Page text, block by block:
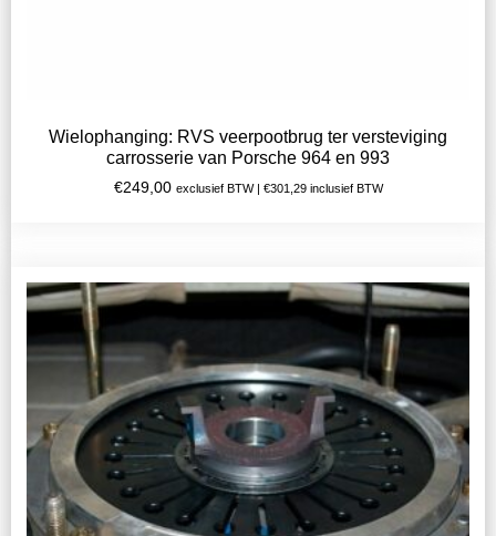
Wielophanging: RVS veerpootbrug ter versteviging
carrosserie van Porsche 964 en 993
€249,00 exclusief BTW | €301,29inclusief BTW